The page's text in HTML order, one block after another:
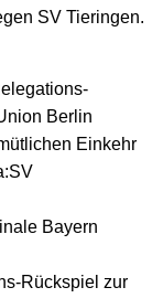
SV Tieringen.
Berlin
Einkehr
Bayern
Rückspiel zur